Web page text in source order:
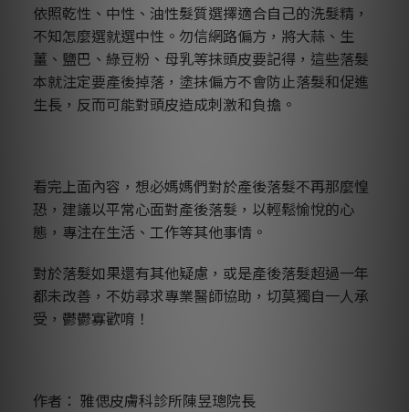
依照乾性、中性、油性髮質選擇適合自己的洗髮精，
不知怎麼選就選中性。勿信網路偏方，將大蒜、生
薑、鹽巴、綠豆粉、母乳等抹頭皮要記得，這些落髮
本就注定要產後掉落，塗抹偏方不會防止落髮和促進
生長，反而可能對頭皮造成刺激和負擔。
看完上面內容，想必媽媽們對於產後落髮不再那麼惶
恐，建議以平常心面對產後落髮，以輕鬆愉悅的心
態，專注在生活、工作等其他事情。
對於落髮如果還有其他疑慮，或是產後落髮超過一年
都未改善，不妨尋求專業醫師協助，切莫獨自一人承
受，鬱鬱寡歡唷！
作者： 雅偲皮膚科診所陳昱璁院長